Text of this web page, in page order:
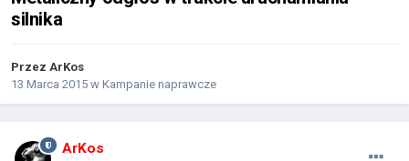
silnika
Przez ArKos
13 Marca 2015 w Kampanie naprawcze
ArKos